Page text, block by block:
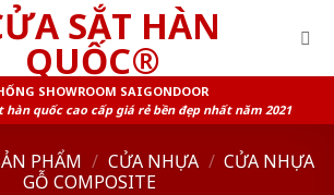
SHOWROOM SAIGONDOOR
hàn quốc cao cấp giá rẻ bền đẹp nhất năm 2021
PHẨM / CỬA NHỰA / CỬA NHỰA
GỖ COMPOSITE